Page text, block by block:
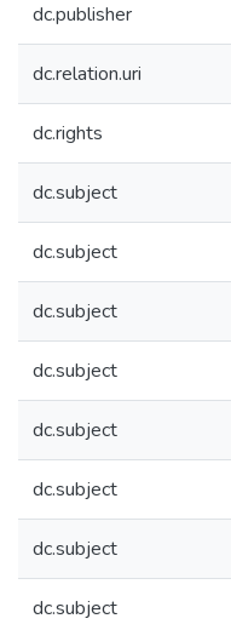
dc.publisher
dc.relation.uri
dc.rights
dc.subject
dc.subject
dc.subject
dc.subject
dc.subject
dc.subject
dc.subject
dc.subject